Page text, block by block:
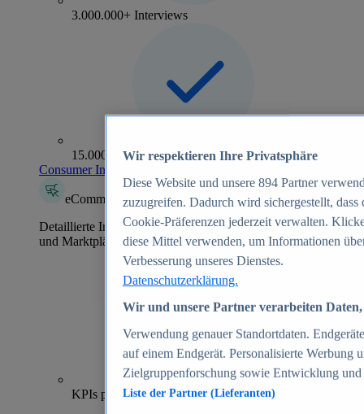
3.000.000+ Interviews
15.000+ Marken
Consumer Insights entdecken
eCommerce Insights
Detaillierte Informationen zu mehr als 39.000 Online-Shops
und Marktplätzen
70+
KPIs pro Shop
Wir respektieren Ihre Privatsphäre
Diese Website und unsere 894 Partner
zuzugreifen. Dadurch wird sichergestellt,
Cookie-Präferenzen jederzeit verwalten.
diese Mittel verwenden, um Informationen
Verbesserung unseres Dienstes.
Datenschutzerklärung.
Wir und unsere Partner verarbeiten
Verwendung genauer Standortdaten.
auf einem Endgerät. Personalisierte Werbung
Zielgruppenforschung sowie Entwicklung
Liste der Partner (Lieferanten)